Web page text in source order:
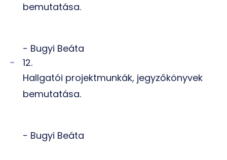
bemutatása.
- Bugyi Beáta
12.
Hallgatói projektmunkák, jegyzőkönyvek
bemutatása.
- Bugyi Beáta